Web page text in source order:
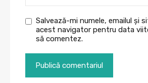
Salvează-mi numele, emailul și
acest navigator pentru data
să comentez.